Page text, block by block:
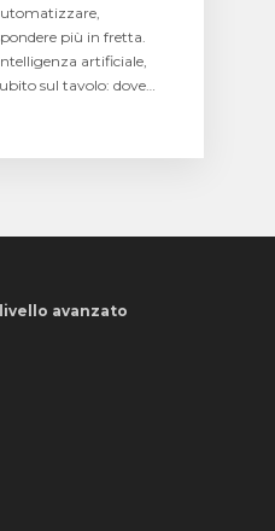
più in fretta.
artificiale,
sul tavolo: dove…
avanzato